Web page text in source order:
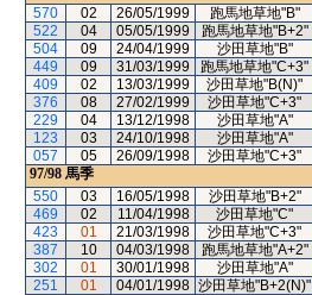
570
02 26/05/1999 跑馬地草地"B"
522
04 05/05/1999 跑馬地草地"B+2"
504
09 24/04/1999 沙田草地"B"
449
09 31/03/1999 跑馬地草地"C+3"
409
02 13/03/1999 沙田草地"B(N)"
376
08 27/02/1999 沙田草地"C+3"
229
04 13/12/1998 沙田草地"A"
123
03 24/10/1998 沙田草地"A"
057
05 26/09/1998 沙田草地"C+3"
97/98 馬季
550
03 16/05/1998 沙田草地"B+2"
469
02 11/04/1998 沙田草地"C"
423
01 21/03/1998 沙田草地"C+3"
387
10 04/03/1998 跑馬地草地"A+2"
302
01 30/01/1998 沙田草地"A"
251
01 04/01/1998 沙田草地"B+2(N)"